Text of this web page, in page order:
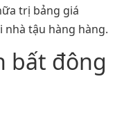
trị bảng giá
tậu hàng hàng.
bất đông